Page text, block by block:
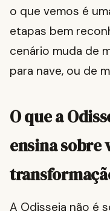
o que vemos é
etapas bem
cenário muda de
para nave, ou de
O que a
ensina sobre
A Odisseia não é